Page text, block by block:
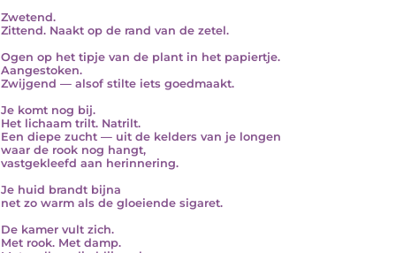
Zwetend.
Zittend. Naakt op de rand van de zetel.
Ogen op het tipje van de plant in het papiertje.
Aangestoken.
Zwijgend — alsof stilte iets goedmaakt.
Je komt nog bij.
Het lichaam trilt. Natrilt.
Een diepe zucht — uit de kelders van je longen
waar de rook nog hangt,
vastgekleefd aan herinnering.
Je huid brandt bijna
net zo warm als de gloeiende sigaret.
De kamer vult zich.
Met rook. Met damp.